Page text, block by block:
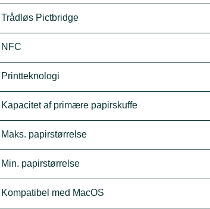
Trådløs Pictbridge
NFC
Printteknologi
Kapacitet af primære papirskuffe
Maks. papirstørrelse
Min. papirstørrelse
Kompatibel med MacOS